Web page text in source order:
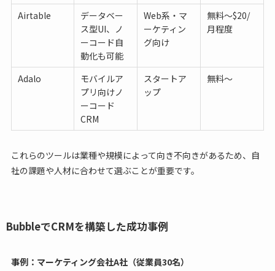
Airtable
データベー
ス型UI、ノ
ーコード自
動化も可能
Web系・マ
ーケティン
グ向け
無料〜$20/
月程度
Adalo
モバイルア
プリ向けノ
ーコード
CRM
スタートア
ップ
無料〜
これらのツールは業種や規模によって向き不向きがあるため、自
社の課題や人材に合わせて選ぶことが重要です。
BubbleでCRMを構築した成功事例
事例：マーケティング会社A社（従業員30名）